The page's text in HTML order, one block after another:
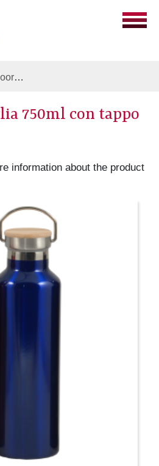
750ml con tappo
information about the product